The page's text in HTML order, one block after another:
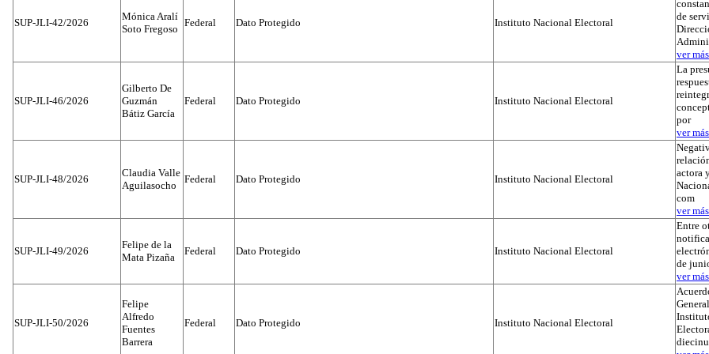
SUP-JLI-42/2026
Mónica Aralí
Soto Fregoso
Federal Dato Protegido Instituto Nacional Electoral
de
ver
SUP-JLI-46/2026
Gilberto De
Guzmán
Bátiz García
Federal Dato Protegido Instituto Nacional Electoral
La
por
ver
SUP-JLI-48/2026
Claudia Valle
Aguilasocho
Federal Dato Protegido Instituto Nacional Electoral
actora
com
ver
SUP-JLI-49/2026
Felipe de la
Mata Pizaña
Federal Dato Protegido Instituto Nacional Electoral
Entre
de
ver
SUP-JLI-50/2026
Felipe
Alfredo
Fuentes
Barrera
Federal Dato Protegido Instituto Nacional Electoral